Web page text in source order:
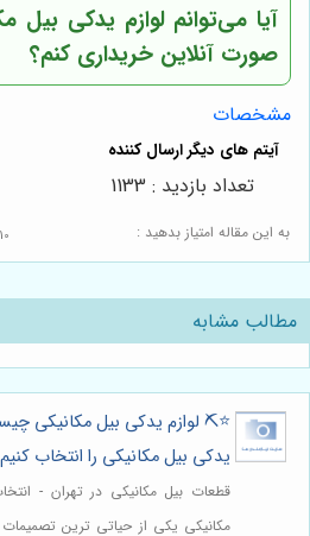
آیا می‌توانم لوازم یدکی بیل
صورت آنلاین خریداری کنم؟
مشخصات
به این مقاله امتیاز بدهید : 10
تعداد بازدید : 1133
مطالب مشابه
⭐️⛏️ لوازم یدکی بیل مکانیکی
یدکی بیل مکانیکی را انتخاب
قطعات بیل مکانیکی در تهران -
مکانیکی یکی از حیاتی ترین تصمیمات